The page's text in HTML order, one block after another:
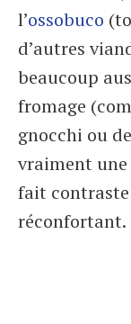
l’ossobuco
d’autres
beaucoup
fromage
gnocchi ou
vraiment
fait contraste
réconfortant.